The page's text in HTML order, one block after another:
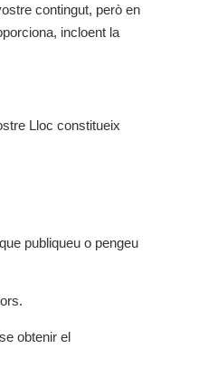
contingut, però en
incloent la
Lloc constitueix
publiqueu o pengeu
obtenir el